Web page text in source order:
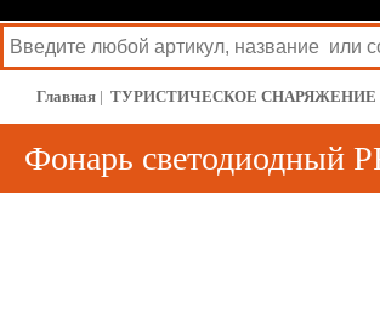
Главная | ТУРИСТИЧЕСКОЕ СНАРЯЖЕНИЕ
Фонарь светодиодный